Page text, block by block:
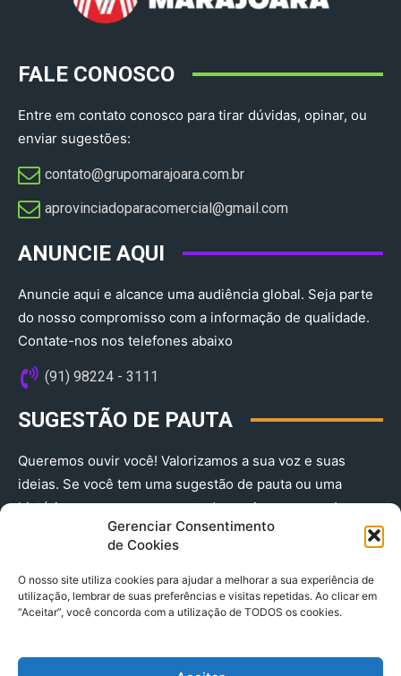
Gerenciar Consentimento
de Cookies
O nosso site utiliza cookies para ajudar a melhorar a sua experiência de
utilização, lembrar de suas preferências e visitas repetidas. Ao clicar em
“Aceitar”, você concorda com a utilização de TODOS os cookies.
FALE CONOSCO
Entre em contato conosco para tirar dúvidas, opinar, ou
enviar sugestões:
contato@grupomarajoara.com.br
aprovinciadoparacomercial@gmail.com​
ANUNCIE AQUI
Anuncie aqui e alcance uma audiência global. Seja parte
do nosso compromisso com a informação de qualidade.
Contate-nos nos telefones abaixo
(91) 98224 - 3111
SUGESTÃO DE PAUTA
Queremos ouvir você! Valorizamos a sua voz e suas
ideias. Se você tem uma sugestão de pauta ou uma
história que merece ser contada, envie-nos agora!
(91) 98224 - 3111